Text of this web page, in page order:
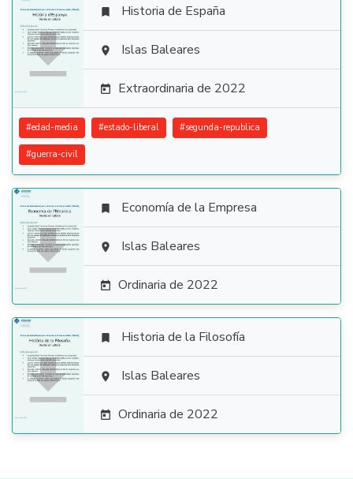

 Historia de España
 Islas Baleares
 Extraordinaria de 2022
#edad-media #estado-liberal #segunda-republica
#guerra-civil

 Economía de la Empresa
 Islas Baleares
 Ordinaria de 2022

 Historia de la Filosofía
 Islas Baleares
 Ordinaria de 2022